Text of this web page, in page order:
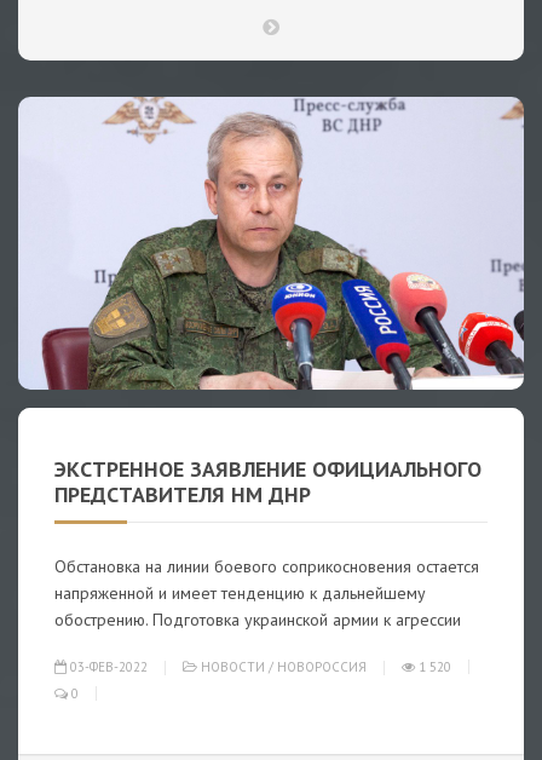
ЭКСТРЕННОЕ ЗАЯВЛЕНИЕ ОФИЦИАЛЬНОГО
ПРЕДСТАВИТЕЛЯ НМ ДНР
Обстановка на линии боевого соприкосновения остается
напряженной и имеет тенденцию к дальнейшему
обострению. Подготовка украинской армии к агрессии
03-ФЕВ-2022 НОВОСТИ / НОВОРОССИЯ
1 520
0